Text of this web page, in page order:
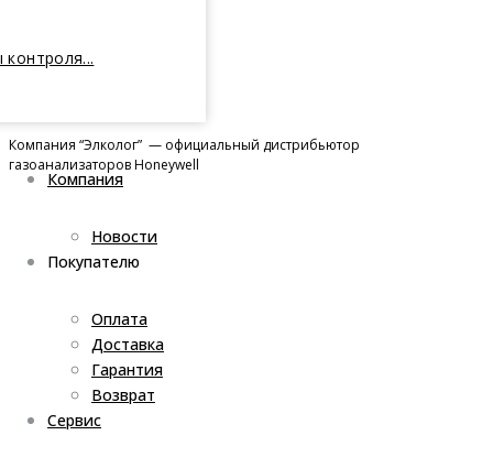
Компания “Элколог” — официальный дистрибьютор
газоанализаторов Honeywell
Компания
Новости
Покупателю
Оплата
Доставка
Гарантия
Возврат
Сервис